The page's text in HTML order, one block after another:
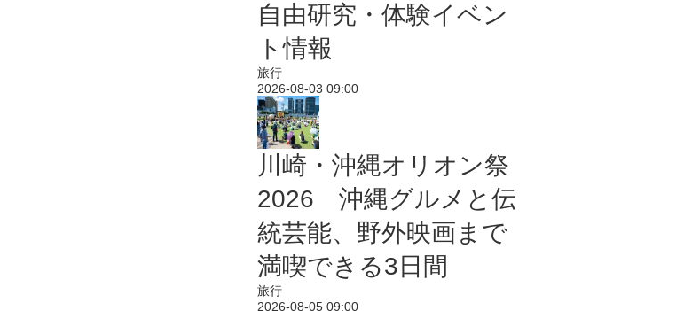
自由研究・体験イベン
ト情報
旅行
2026-08-03 09:00
川崎・沖縄オリオン祭
2026 沖縄グルメと伝
統芸能、野外映画まで
満喫できる3日間
旅行
2026-08-05 09:00